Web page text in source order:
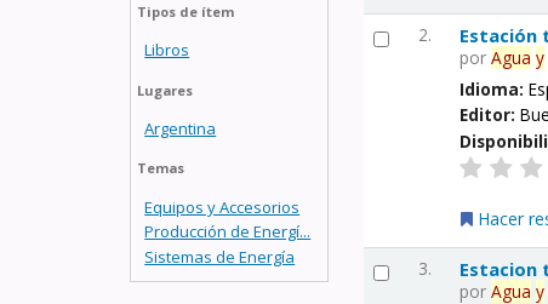
Tipos de ítem
Libros
Lugares
Argentina
Temas
Equipos y Accesorios
Producción de Energí...
Sistemas de Energía
2. Estación
porAgua y
Idioma:
Editor:
Hacer
3. Estacion
porAgua y